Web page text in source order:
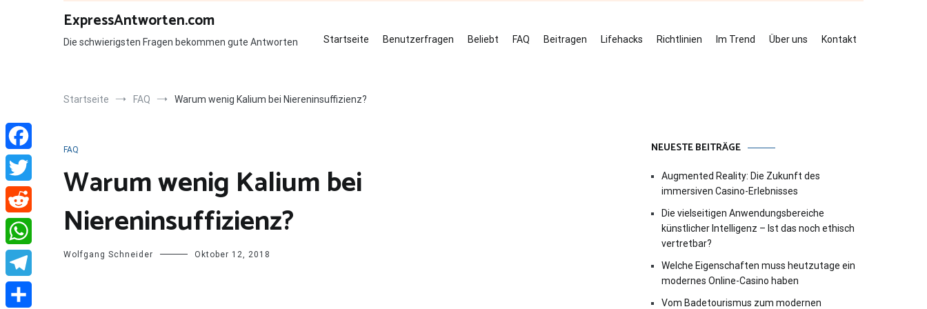
ExpressAntworten.com
Die schwierigsten Fragen bekommen gute Antworten Startseite Benutzerfragen Beliebt FAQ Beitragen Lifehacks Richtlinien Im Trend Über uns Kontakt
Startseite FAQ Warum wenig Kalium bei Niereninsuffizienz?
FAQ
Warum wenig Kalium bei
Niereninsuffizienz?
Wolfgang Schneider Oktober 12, 2018
NEUESTE BEITRÄGE
Augmented Reality: Die Zukunft des
immersiven Casino-Erlebnisses
Die vielseitigen Anwendungsbereiche
künstlicher Intelligenz – Ist das noch ethisch
vertretbar?
Welche Eigenschaften muss heutzutage ein
modernes Online-Casino haben
Vom Badetourismus zum modernen
Facebook
Twitter
Reddit
WhatsApp
Telegram